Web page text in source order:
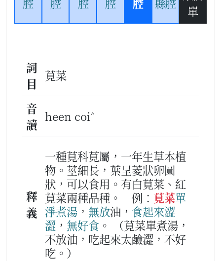
單
詞
目
莧菜
音
讀
heen coi^
釋
義
一種莧科莧屬，一年生草本植
物。莖細長，葉呈菱狀卵圓
狀，可以食用。有白莧菜、紅
莧菜兩種品種。
例： 莧菜單
淨煮湯 ， 無放油， 食起來澀
澀 ， 無好食 。
（莧菜單煮湯，
不放油，吃起來太鹼澀，不好
吃。）